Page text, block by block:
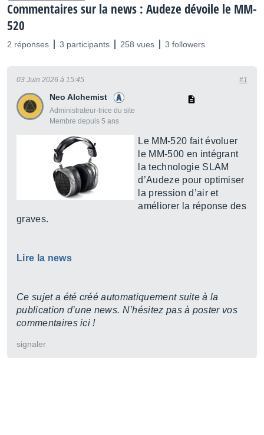
Commentaires sur la news : Audeze dévoile le MM-
520
2 réponses 3 participants 258 vues 3 followers
Neo Alchemist
Administrateur·trice du site
Membre depuis 5 ans
03 Juin 2026 à 15:45 #1
Le MM-520 fait évoluer
le MM-500 en intégrant
la technologie SLAM
d’Audeze pour optimiser
la pression d’air et
améliorer la réponse des
graves.
Lire la news
Ce sujet a été créé automatiquement suite à la
publication d’une news. N’hésitez pas à poster vos
commentaires ici !
signaler